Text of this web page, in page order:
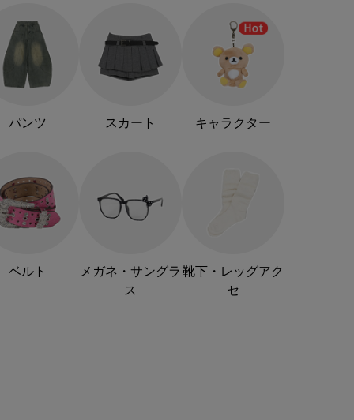
パンツ スカート キャラクター
ベルト
メガネ・サングラ
ス
靴下・レッグアク
セ